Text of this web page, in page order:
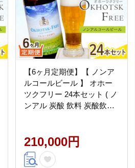
【6ヶ月定期便】【 ノンア
ルコールビール 】 オホー
ツクフリー 24本セット ( ノ
ンアル 炭酸 飲料 炭酸飲料
210,000円